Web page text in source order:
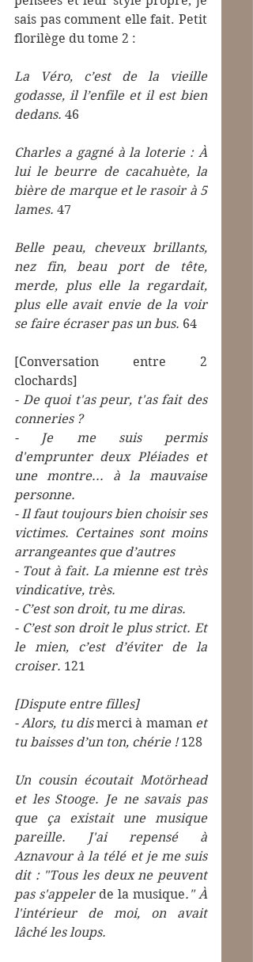
sais pas comment elle fait. Petit
florilège du tome 2 :
La Véro, c’est de la vieille
godasse, il l’enfile et il est bien
dedans. 46
Charles a gagné à la loterie : À
lui le beurre de cacahuète, la
bière de marque et le rasoir à 5
lames. 47
Belle peau, cheveux brillants,
nez fin, beau port de tête,
merde, plus elle la regardait,
plus elle avait envie de la voir
se faire écraser pas un bus. 64
[Conversation entre 2
clochards]
- De quoi t'as peur, t'as fait des
conneries ?
- Je me suis permis
d'emprunter deux Pléiades et
une montre... à la mauvaise
personne.
- Il faut toujours bien choisir ses
victimes. Certaines sont moins
arrangeantes que d’autres
- Tout à fait. La mienne est très
vindicative, très.
- C’est son droit, tu me diras.
- C’est son droit le plus strict. Et
le mien, c’est d’éviter de la
croiser. 121
[Dispute entre filles]
- Alors, tu dis merci à maman et
tu baisses d’un ton, chérie ! 128
Un cousin écoutait Motörhead
et les Stooge. Je ne savais pas
que ça existait une musique
pareille. J'ai repensé à
Aznavour à la télé et je me suis
dit : "Tous les deux ne peuvent
pas s'appeler de la musique." À
l'intérieur de moi, on avait
lâché les loups.